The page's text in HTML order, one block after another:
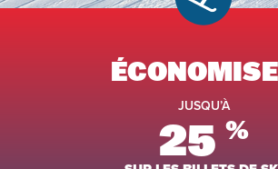
JUSQU’À
25 %